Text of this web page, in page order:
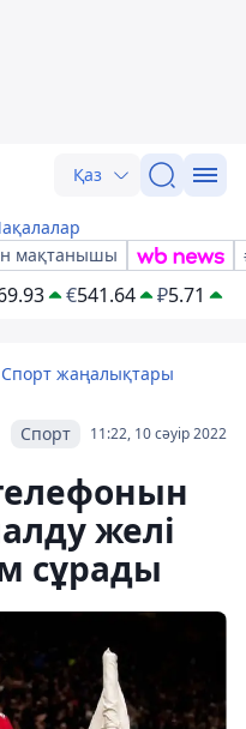
Қаз
мақтанышы
€541.64 ₽5.71
Спорт жаңалықтары
11:22, 10 сәуір 2022
Спорт
желі
сұрады